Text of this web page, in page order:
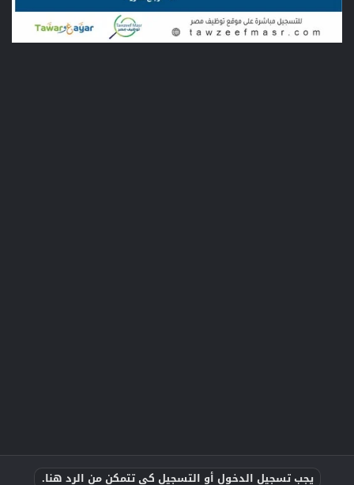
يجب تسجيل الدخول أو التسجيل كي تتمكن من الرد هنا.